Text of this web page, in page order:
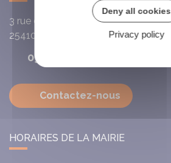
3 rue de l'Église
25410
Villars-Saint-Georges
03 81 63 72 93
Contactez-nous
HORAIRES DE LA MAIRIE
Deny all cookies
Privacy policy